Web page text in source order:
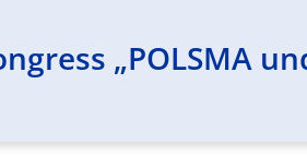
„POLSMA